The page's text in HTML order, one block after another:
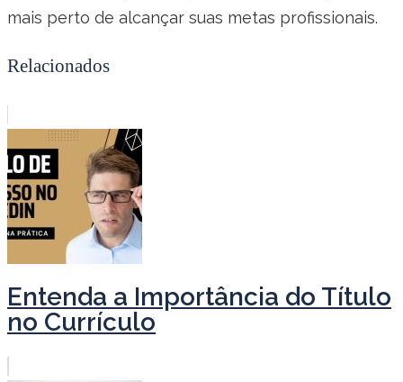
mais perto de alcançar suas metas profissionais.
Relacionados
Entenda a Importância do Título
no Currículo